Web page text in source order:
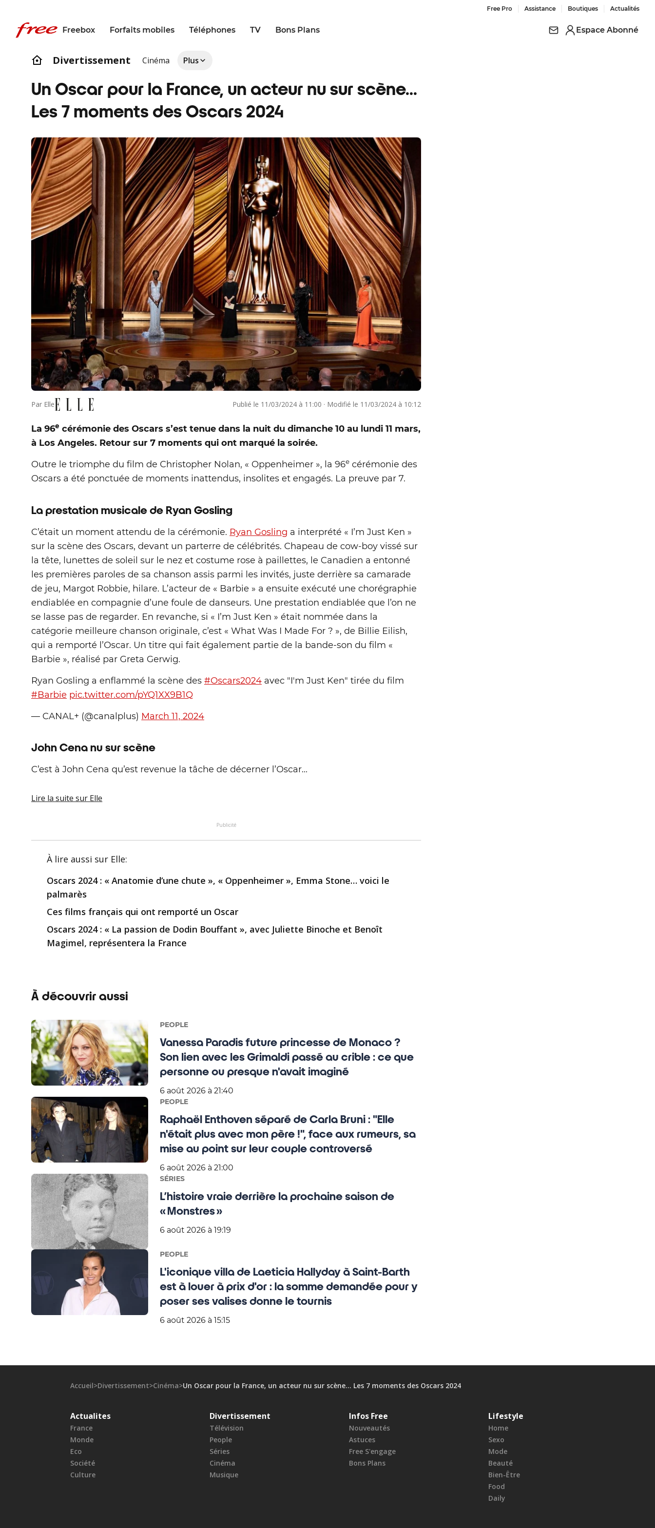
Free Pro Assistance Boutiques Actualités
Freebox Forfaits mobiles Téléphones TV Bons Plans Espace Abonné
Divertissement Cinéma Plus
Un Oscar pour la France, un acteur nu sur scène…
Les 7 moments des Oscars 2024
Par Elle Publié le 11/03/2024 à 11:00 · Modifié le 11/03/2024 à 10:12
La 96e cérémonie des Oscars s’est tenue dans la nuit du dimanche 10 au lundi 11 mars,
à Los Angeles. Retour sur 7 moments qui ont marqué la soirée.
Outre le triomphe du film de Christopher Nolan, « Oppenheimer », la 96e cérémonie des
Oscars a été ponctuée de moments inattendus, insolites et engagés. La preuve par 7.
La prestation musicale de Ryan Gosling
C’était un moment attendu de la cérémonie. Ryan Gosling a interprété « I’m Just Ken »
sur la scène des Oscars, devant un parterre de célébrités. Chapeau de cow-boy vissé sur
la tête, lunettes de soleil sur le nez et costume rose à paillettes, le Canadien a entonné
les premières paroles de sa chanson assis parmi les invités, juste derrière sa camarade
de jeu, Margot Robbie, hilare. L’acteur de « Barbie » a ensuite exécuté une chorégraphie
endiablée en compagnie d’une foule de danseurs. Une prestation endiablée que l’on ne
se lasse pas de regarder. En revanche, si « I’m Just Ken » était nommée dans la
catégorie meilleure chanson originale, c’est « What Was I Made For ? », de Billie Eilish,
qui a remporté l’Oscar. Un titre qui fait également partie de la bande-son du film «
Barbie », réalisé par Greta Gerwig.
Ryan Gosling a enflammé la scène des #Oscars2024 avec "I'm Just Ken" tirée du film
#Barbie pic.twitter.com/pYQ1XX9B1Q
— CANAL+ (@canalplus) March 11, 2024
John Cena nu sur scène
C’est à John Cena qu’est revenue la tâche de décerner l’Oscar...
Lire la suite sur Elle
Publicité
À lire aussi sur Elle:
Oscars 2024 : « Anatomie d’une chute », « Oppenheimer », Emma Stone… voici le
palmarès
Ces films français qui ont remporté un Oscar
Oscars 2024 : « La passion de Dodin Bouffant », avec Juliette Binoche et Benoît
Magimel, représentera la France
À découvrir aussi
PEOPLE
Vanessa Paradis future princesse de Monaco ?
Son lien avec les Grimaldi passé au crible : ce que
personne ou presque n'avait imaginé
6 août 2026 à 21:40
PEOPLE
Raphaël Enthoven séparé de Carla Bruni : "Elle
n'était plus avec mon père !", face aux rumeurs, sa
mise au point sur leur couple controversé
6 août 2026 à 21:00
SÉRIES
L’histoire vraie derrière la prochaine saison de
« Monstres »
6 août 2026 à 19:19
PEOPLE
L'iconique villa de Laeticia Hallyday à Saint-Barth
est à louer à prix d'or : la somme demandée pour y
poser ses valises donne le tournis
6 août 2026 à 15:15
Accueil>Divertissement>Cinéma>Un Oscar pour la France, un acteur nu sur scène… Les 7 moments des Oscars 2024
Actualites
France
Monde
Eco
Société
Culture
Divertissement
Télévision
People
Séries
Cinéma
Musique
Infos Free
Nouveautés
Astuces
Free S'engage
Bons Plans
Lifestyle
Home
Sexo
Mode
Beauté
Bien-Être
Food
Daily